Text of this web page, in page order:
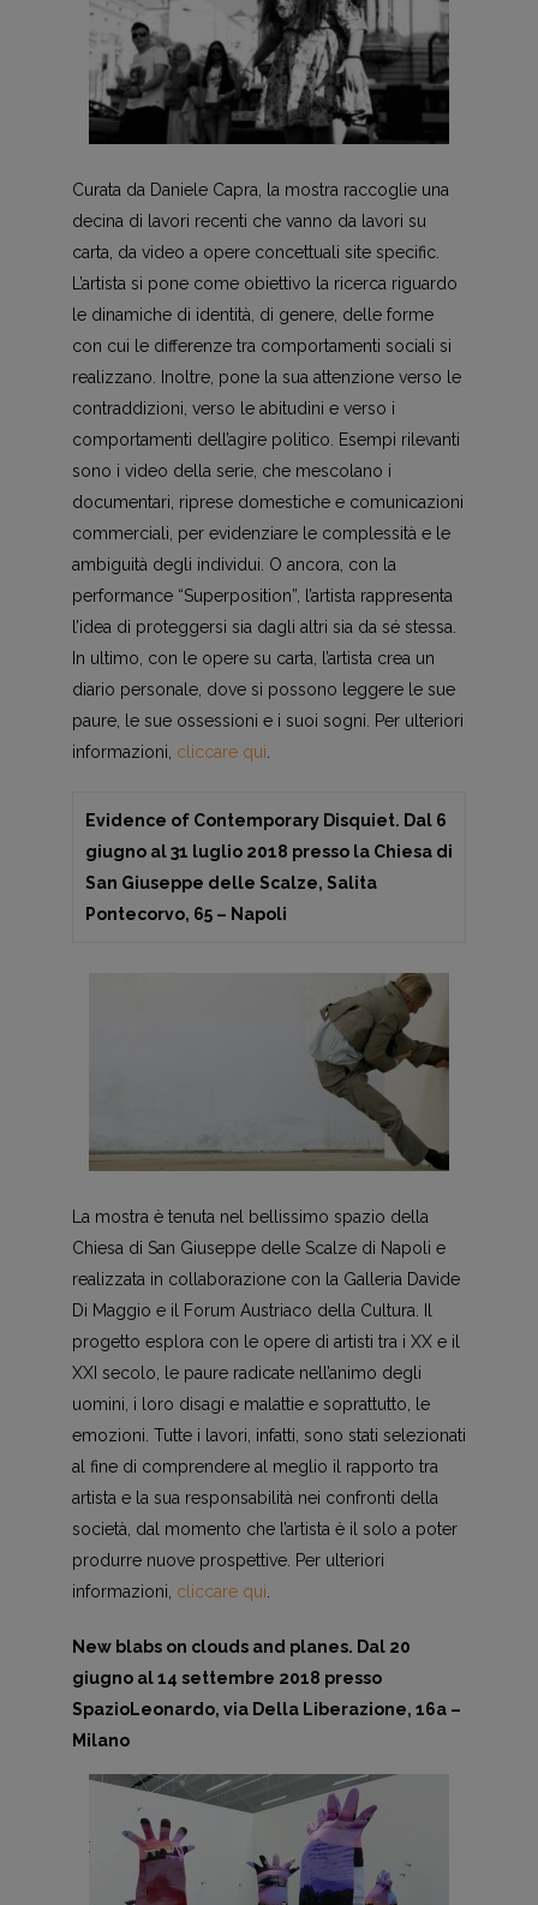
Curata da Daniele Capra, la mostra raccoglie una
decina di lavori recenti che vanno da lavori su
carta, da video a opere concettuali site specific.
L’artista si pone come obiettivo la ricerca riguardo
le dinamiche di identità, di genere, delle forme
con cui le differenze tra comportamenti sociali si
realizzano. Inoltre, pone la sua attenzione verso le
contraddizioni, verso le abitudini e verso i
comportamenti dell’agire politico. Esempi rilevanti
sono i video della serie, che mescolano i
documentari, riprese domestiche e comunicazioni
commerciali, per evidenziare le complessità e le
ambiguità degli individui. O ancora, con la
performance “Superposition”, l’artista rappresenta
l’idea di proteggersi sia dagli altri sia da sé stessa.
In ultimo, con le opere su carta, l’artista crea un
diario personale, dove si possono leggere le sue
paure, le sue ossessioni e i suoi sogni. Per ulteriori
informazioni, cliccare qui.
Evidence of Contemporary Disquiet. Dal 6
giugno al 31 luglio 2018 presso la Chiesa di
San Giuseppe delle Scalze, Salita
Pontecorvo, 65 – Napoli
La mostra è tenuta nel bellissimo spazio della
Chiesa di San Giuseppe delle Scalze di Napoli e
realizzata in collaborazione con la Galleria Davide
Di Maggio e il Forum Austriaco della Cultura. Il
progetto esplora con le opere di artisti tra i XX e il
XXI secolo, le paure radicate nell’animo degli
uomini, i loro disagi e malattie e soprattutto, le
emozioni. Tutte i lavori, infatti, sono stati selezionati
al fine di comprendere al meglio il rapporto tra
artista e la sua responsabilità nei confronti della
società, dal momento che l’artista è il solo a poter
produrre nuove prospettive. Per ulteriori
informazioni, cliccare qui.
New blabs on clouds and planes. Dal 20
giugno al 14 settembre 2018 presso
SpazioLeonardo, via Della Liberazione, 16a –
Milano